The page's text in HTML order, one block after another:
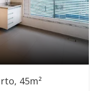
45m²